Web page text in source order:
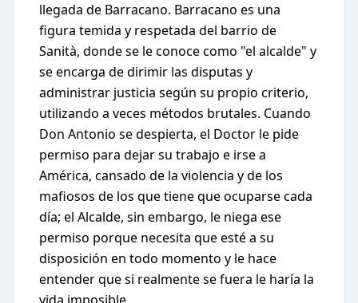
llegada de Barracano. Barracano es una
figura temida y respetada del barrio de
Sanità, donde se le conoce como "el alcalde" y
se encarga de dirimir las disputas y
administrar justicia según su propio criterio,
utilizando a veces métodos brutales. Cuando
Don Antonio se despierta, el Doctor le pide
permiso para dejar su trabajo e irse a
América, cansado de la violencia y de los
mafiosos de los que tiene que ocuparse cada
día; el Alcalde, sin embargo, le niega ese
permiso porque necesita que esté a su
disposición en todo momento y le hace
entender que si realmente se fuera le haría la